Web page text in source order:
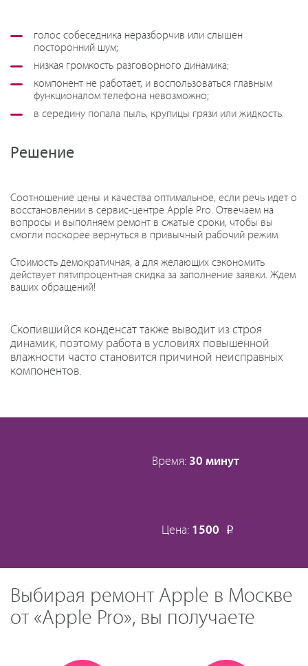
голос собеседника неразборчив или слышен
посторонний шум;
низкая громкость разговорного динамика;
компонент не работает, и воспользоваться главным
функционалом телефона невозможно;
в середину попала пыль, крупицы грязи или жидкость.
Решение
Соотношение цены и качества оптимальное, если речь идет о
восстановлении в сервис-центре Apple Pro. Отвечаем на
вопросы и выполняем ремонт в сжатые сроки, чтобы вы
смогли поскорее вернуться в привычный рабочий режим.
Стоимость демократичная, а для желающих сэкономить
действует пятипроцентная скидка за заполнение заявки. Ждем
ваших обращений!
Скопившийся конденсат также выводит из строя
динамик, поэтому работа в условиях повышенной
влажности часто становится причиной неисправных
компонентов.
Время: 30 минут
Цена: 1500 Р
Выбирая ремонт Apple в Москве
от «Apple Pro», вы получаете